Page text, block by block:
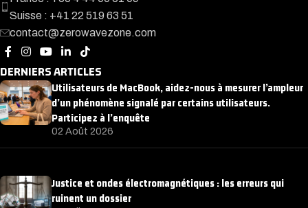
Suisse : +41 22 519 63 51
contact@zerowavezone.com
DERNIERS ARTICLES
Utilisateurs de MacBook, aidez-nous à mesurer l’ampleur
d’un phénomène signalé par certains utilisateurs.
Participez à l’enquête
02 Août 2026
Justice et ondes électromagnétiques : les erreurs qui
ruinent un dossier